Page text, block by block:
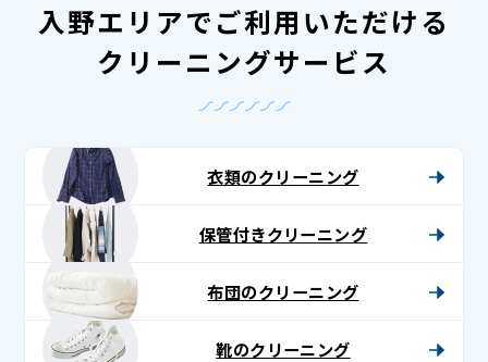
入野エリアでご利用いただける
クリーニングサービス
衣類のクリーニング
保管付きクリーニング
布団のクリーニング
靴のクリーニング